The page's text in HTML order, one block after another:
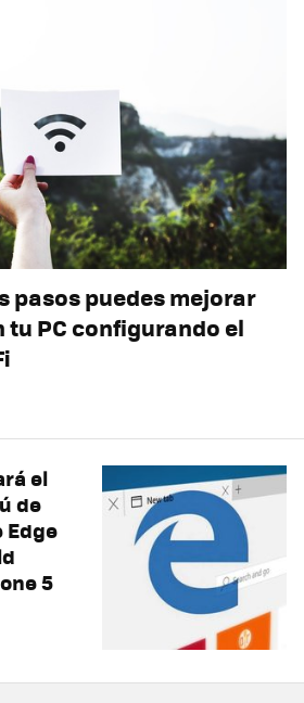
pasos puedes mejorar
tu PC configurando el
el
de
5